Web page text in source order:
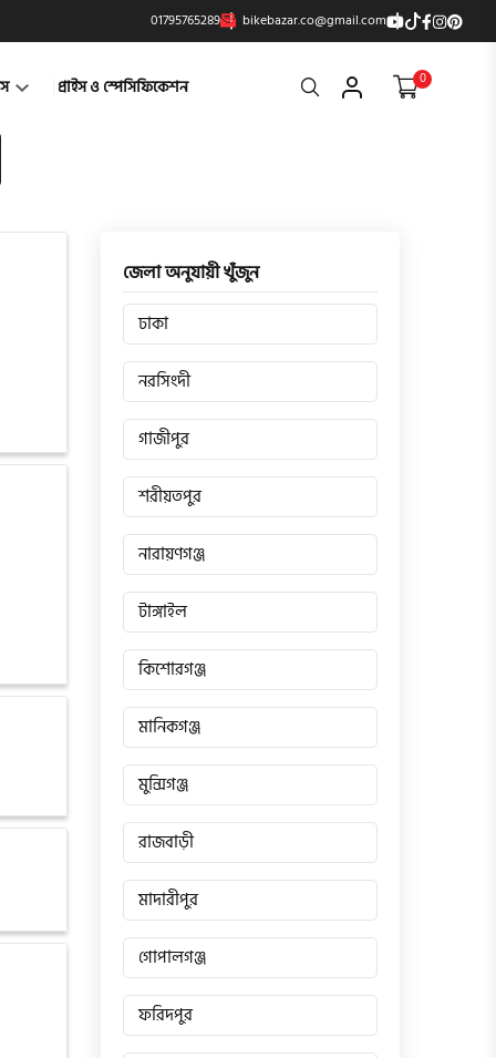
01795765289 bikebazar.co@gmail.com
প্রাইস ও স্পেসিফিকেশন Search 0
জেলা অনুযায়ী খুঁজুন
ঢাকা
নরসিংদী
গাজীপুর
শরীয়তপুর
নারায়ণগঞ্জ
টাঙ্গাইল
কিশোরগঞ্জ
মানিকগঞ্জ
মুন্সিগঞ্জ
রাজবাড়ী
মাদারীপুর
গোপালগঞ্জ
ফরিদপুর